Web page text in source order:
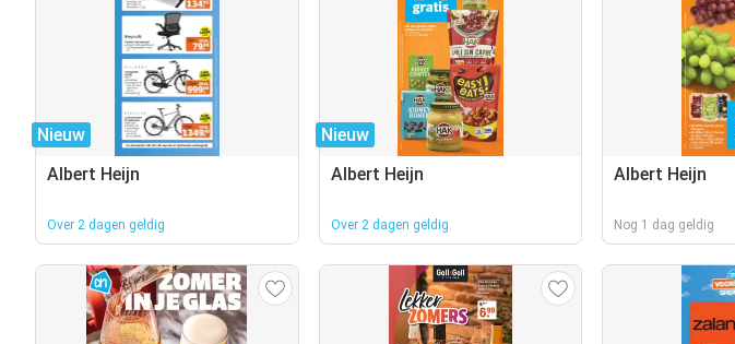
Nieuw
Albert Heijn
Over 2 dagen geldig
Nieuw
Albert Heijn
Over 2 dagen geldig
Albert Heijn
Nog 1 dag geldig